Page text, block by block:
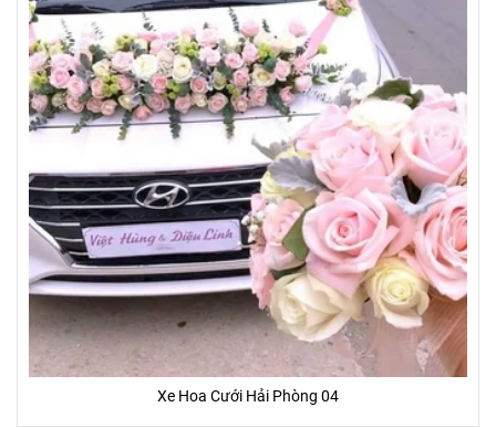
Xe Hoa Cưới Hải Phòng 04